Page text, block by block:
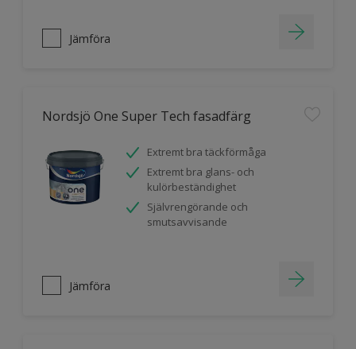
Jämföra
Nordsjö One Super Tech fasadfärg
Extremt bra täckförmåga
Extremt bra glans- och
kulörbeständighet
Självrengörande och
smutsavvisande
Jämföra